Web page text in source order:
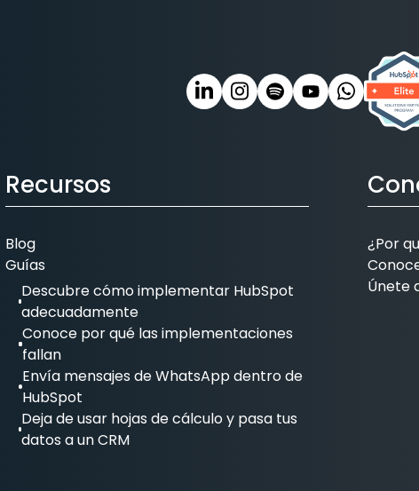
Recursos
Blog
Guías
Descubre cómo implementar HubSpot
adecuadamente
Conoce por qué las implementaciones
fallan
Envía mensajes de WhatsApp dentro de
HubSpot
Deja de usar hojas de cálculo y pasa tus
datos a un CRM
¿Por
Únete